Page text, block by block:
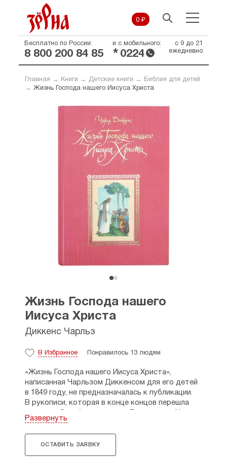
0 ₽
Бесплатно по России:
8 800 200 84 85
и с мобильного:
* 0224
с 9 до 21
ежедневно
Главная → Книги → Детские книги →
Библия для детей
→ Жизнь Господа нашего Иисуса Христа
Жизнь Господа нашего
Иисуса Христа
Диккенс Чарльз
В Избранное Понравилось 13 людям
«Жизнь Господа нашего Иисуса Христа»,
написанная Чарльзом Диккенсом для его детей
в 1849 году, не предназначалась к публикации.
В рукописи, которая в конце концов перешла
к его сыну Генри Филдингу Диккенсу,
встречается немало неточностей
и шероховатостей, которые автор, несомненно,
выправил бы при передаче издателям. Для
Развернуть
ОСТАВИТЬ ЗАЯВКУ